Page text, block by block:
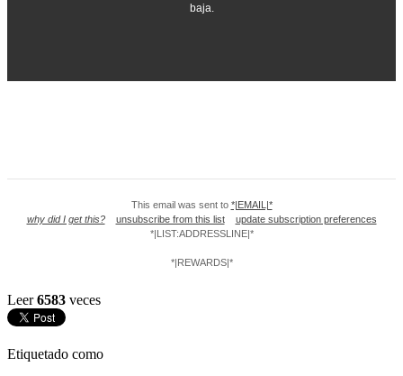
baja.
This email was sent to *|EMAIL|*
why did I get this?
unsubscribe from this list
update subscription preferences
*|LIST:ADDRESSLINE|*
*|REWARDS|*
Leer6583 veces
Etiquetado como